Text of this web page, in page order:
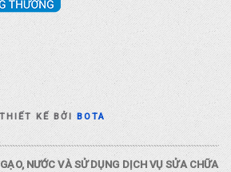
KẾ BỞIBOTA
NƯỚC VÀ SỬ DỤNG DỊCH VỤ SỬA CHỮA